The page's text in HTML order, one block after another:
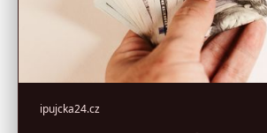
ipujcka24.cz